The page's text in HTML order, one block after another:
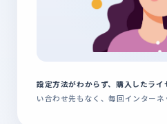
設定方法がわからず、購入したライ
い合わせ先もなく、毎回インターネ